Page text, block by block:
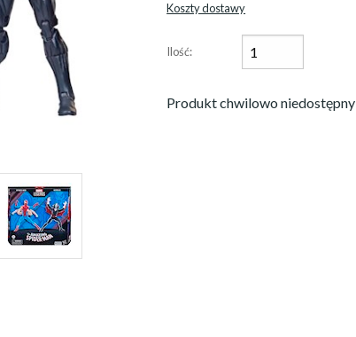
Koszty dostawy
Ilość:
Produkt chwilowo niedostępny